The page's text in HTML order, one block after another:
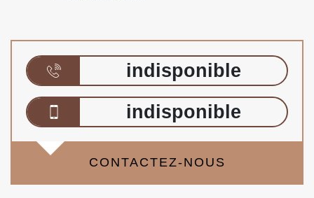
indisponible
indisponible
CONTACTEZ-NOUS